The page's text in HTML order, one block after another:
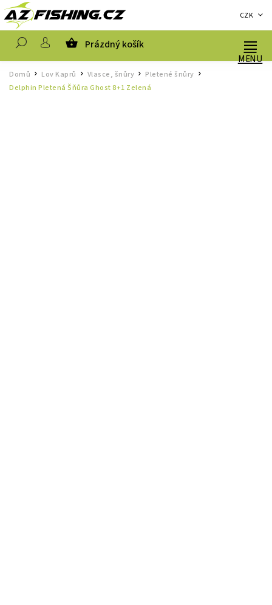
CZK
Prázdný košík
Domů / Lov Kaprů Vlasce, šnůry / Pletené šnůry
Delphin Pletená Šňůra Ghost 8+1 Zelená